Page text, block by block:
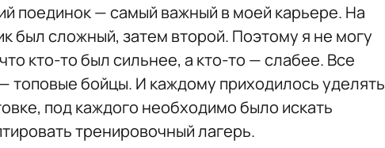
поединок — самый важный в моей карьере. На
был сложный, затем второй. Поэтому я не могу
кто-то был сильнее, а кто-то — слабее. Все
топовые бойцы. И каждому приходилось уделять
под каждого необходимо было искать
тренировочный лагерь.